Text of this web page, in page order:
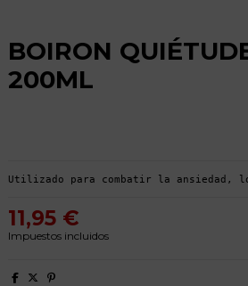
BOIRON
200ML
Utilizado para combatir la ansiedad,
11,95 €
Impuestos incluidos